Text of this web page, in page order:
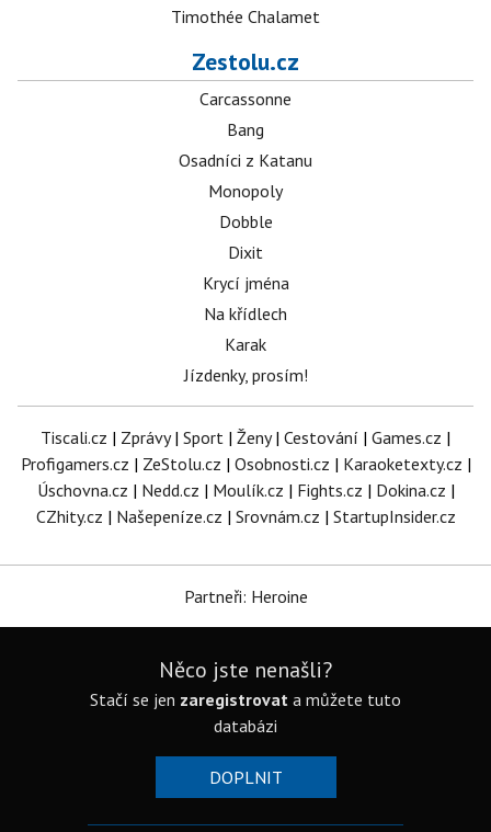
Timothée Chalamet
Zestolu.cz
Carcassonne
Bang
Osadníci z Katanu
Monopoly
Dobble
Dixit
Krycí jména
Na křídlech
Karak
Jízdenky, prosím!
Tiscali.cz | Zprávy| Sport | Ženy| Cestování | Games.cz |
Profigamers.cz | ZeStolu.cz | Osobnosti.cz | Karaoketexty.cz |
Úschovna.cz | Nedd.cz | Moulík.cz | Fights.cz | Dokina.cz |
CZhity.cz | Našepeníze.cz | Srovnám.cz | StartupInsider.cz
Partneři: Heroine
Něco jste nenašli?
Stačí se jen zaregistrovat a můžete tuto
databázi
DOPLNIT